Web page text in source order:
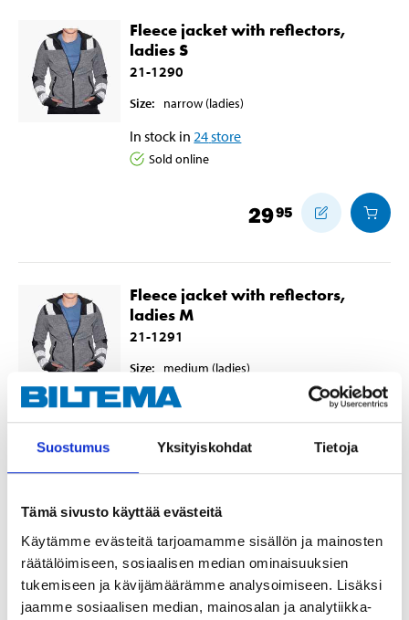
Suostumus Yksityiskohdat Tietoja
Tämä sivusto käyttää evästeitä
Käytämme evästeitä tarjoamamme sisällön ja mainosten
räätälöimiseen, sosiaalisen median ominaisuuksien
tukemiseen ja kävijämäärämme analysoimiseen. Lisäksi
jaamme sosiaalisen median, mainosalan ja analytiikka-
Fleece jacket with reflectors,
ladies S
21-1290
Size: narrow (ladies)
In stock in 24store
Sold online
2995
Fleece jacket with reflectors,
ladies M
21-1291
Size: medium (ladies)
In stock in
Sold online
2995
Fleece jacket with reflectors,
ladies L
21-1292